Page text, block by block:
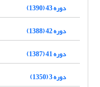
دوره 43 (1390)
دوره 42 (1388)
دوره 41 (1387)
دوره 3 (1350)